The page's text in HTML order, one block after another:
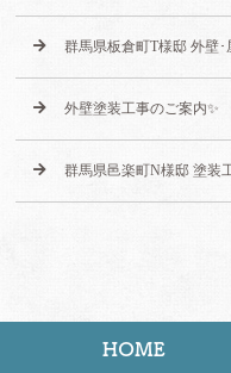
群馬県板倉町T様邸 外壁
外壁塗装工事のご案内✨
群馬県邑楽町N様邸 塗装
HOME